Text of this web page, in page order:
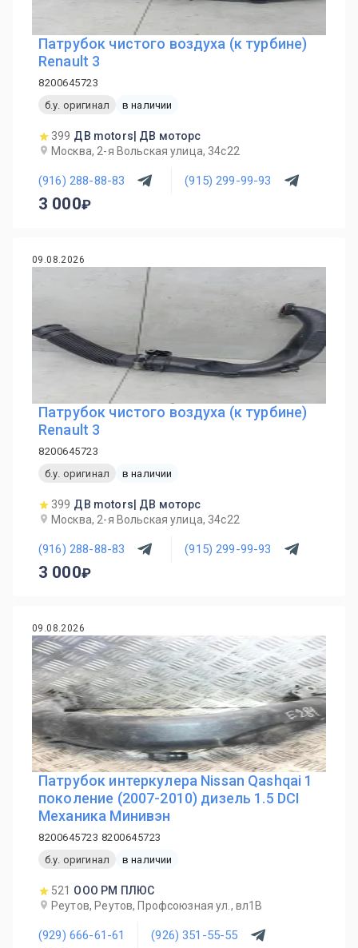
Патрубок чистого воздуха (к турбине)
Renault 3
8200645723
б.у. оригинал
в наличии
399 ДВ motors| ДВ моторс
Москва, 2-я Вольская улица, 34с22
(916) 288-88-83 (915) 299-99-93
3 000
09.08.2026
Патрубок чистого воздуха (к турбине)
Renault 3
8200645723
б.у. оригинал
в наличии
399 ДВ motors| ДВ моторс
Москва, 2-я Вольская улица, 34с22
(916) 288-88-83 (915) 299-99-93
3 000
09.08.2026
Патрубок интеркулера Nissan Qashqai 1
поколение (2007-2010) дизель 1.5 DCI
Механика Минивэн
8200645723 8200645723
б.у. оригинал
в наличии
521 ООО РМ ПЛЮС
Реутов, Реутов, Профсоюзная ул., вл1В
(929) 666-61-61 (926) 351-55-55